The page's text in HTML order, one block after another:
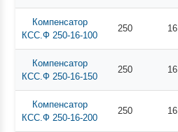
Компенсатор
КСС.Ф 250-16-100
250 16
Компенсатор
КСС.Ф 250-16-150
250 16
Компенсатор
КСС.Ф 250-16-200
250 16